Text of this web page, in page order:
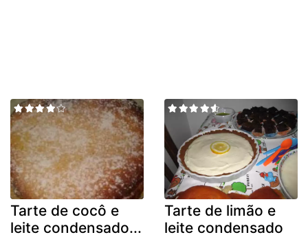
Tarte de cocô e
leite condensado...
Tarte de limão e
leite condensado